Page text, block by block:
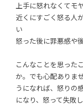
上手に怒れなくてモ
近くにすごく怒る人
い
怒った後に罪悪感や
こんなことを思った
か。でも心配ありま
うになれば、怒りの
になり、怒って失敗